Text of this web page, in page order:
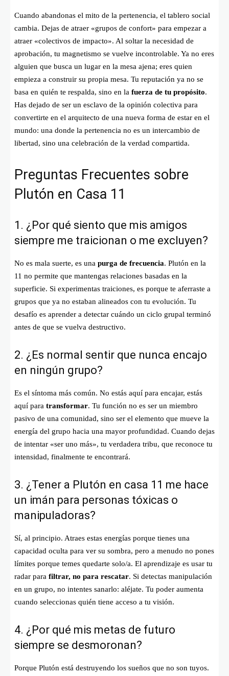
Cuando abandonas el mito de la pertenencia, el tablero social
cambia. Dejas de atraer «grupos de confort» para empezar a
atraer «colectivos de impacto». Al soltar la necesidad de
aprobación, tu magnetismo se vuelve incontrolable. Ya no eres
alguien que busca un lugar en la mesa ajena; eres quien
empieza a construir su propia mesa. Tu reputación ya no se
basa en quién te respalda, sino en la fuerza de tu propósito.
Has dejado de ser un esclavo de la opinión colectiva para
convertirte en el arquitecto de una nueva forma de estar en el
mundo: una donde la pertenencia no es un intercambio de
libertad, sino una celebración de la verdad compartida.
Preguntas Frecuentes sobre
Plutón en Casa 11
1. ¿Por qué siento que mis amigos
siempre me traicionan o me excluyen?
No es mala suerte, es una purga de frecuencia. Plutón en la
11 no permite que mantengas relaciones basadas en la
superficie. Si experimentas traiciones, es porque te aferraste a
grupos que ya no estaban alineados con tu evolución. Tu
desafío es aprender a detectar cuándo un ciclo grupal terminó
antes de que se vuelva destructivo.
2. ¿Es normal sentir que nunca encajo
en ningún grupo?
Es el síntoma más común. No estás aquí para encajar, estás
aquí para transformar. Tu función no es ser un miembro
pasivo de una comunidad, sino ser el elemento que mueve la
energía del grupo hacia una mayor profundidad. Cuando dejas
de intentar «ser uno más», tu verdadera tribu, que reconoce tu
intensidad, finalmente te encontrará.
3. ¿Tener a Plutón en casa 11 me hace
un imán para personas tóxicas o
manipuladoras?
Sí, al principio. Atraes estas energías porque tienes una
capacidad oculta para ver su sombra, pero a menudo no pones
límites porque temes quedarte solo/a. El aprendizaje es usar tu
radar para filtrar, no para rescatar. Si detectas manipulación
en un grupo, no intentes sanarlo: aléjate. Tu poder aumenta
cuando seleccionas quién tiene acceso a tu visión.
4. ¿Por qué mis metas de futuro
siempre se desmoronan?
Porque Plutón está destruyendo los sueños que no son tuyos.